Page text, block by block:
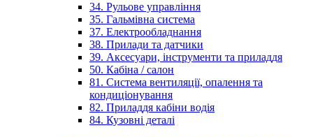
34. Рульове управління
35. Гальмівна система
37. Електрообладнання
38. Прилади та датчики
39. Аксесуари, інструменти та приладдя
50. Кабіна / салон
81. Система вентиляції, опалення та
кондиціонування
82. Приладдя кабіни водія
84. Кузовні деталі